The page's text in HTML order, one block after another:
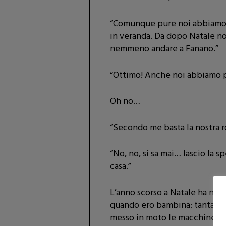
“Comunque pure noi
in veranda. Da dopo Natale
nemmeno andare a Fanano.”
“Ottimo! Anche noi
Oh no…
“Secondo me basta la
“No, no, si sa mai… lascio la
casa.”
L’anno scorso a Natale ha
quando ero bambina: tanta
messo in moto le macchine,